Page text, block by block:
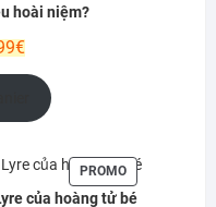
EN
hoài niệm?
€Le
actuel
est :
PROMOPRODUIT
EN
của hoàng tử bé